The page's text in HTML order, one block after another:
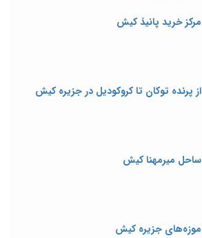
مرکز خرید پانیذ کیش
از پرنده توکان تا کروکودیل در جزیره کیش
ساحل میرمهنا کیش
موزه‌های جزیره کیش